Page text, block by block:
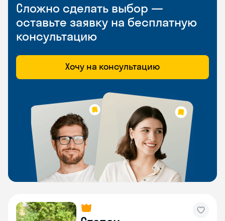
Сложно сделать выбор —
оставьте заявку на бесплатную
консультацию
Хочу на консультацию